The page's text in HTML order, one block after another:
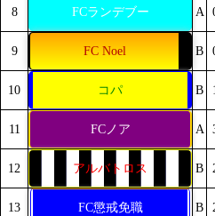
8 FCランデブー A
9 FC Noel B
10 コパ B
11 FCノア A
12 アルバトロス B
13 FC懲戒免職 B